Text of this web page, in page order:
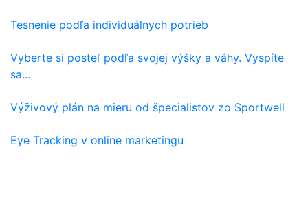
Tesnenie podľa individuálnych potrieb
Vyberte si posteľ podľa svojej výšky a váhy. Vyspíte
sa...
Výživový plán na mieru od špecialistov zo Sportwell
Eye Tracking v online marketingu